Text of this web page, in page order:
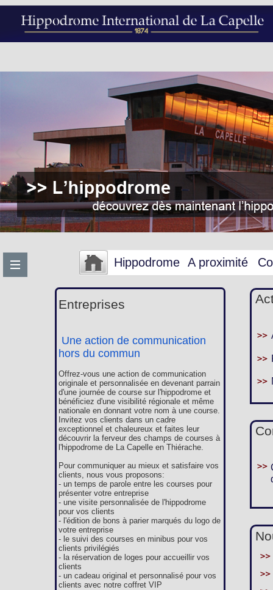
Hippodrome A proximité
Entreprises
Une action de communication
hors du commun
Offrez-vous une action de communication
originale et personnalisée en devenant parrain
d'une journée de course sur l'hippodrome et
bénéficiez d'une visibilité régionale et même
nationale en donnant votre nom à une course.
Invitez vos clients dans un cadre
exceptionnel et chaleureux et faites leur
découvrir la ferveur des champs de courses à
l'hippodrome de La Capelle en Thiérache.
Pour communiquer au mieux et satisfaire vos
clients, nous vous proposons:
- un temps de parole entre les courses pour
présenter votre entreprise
- une visite personnalisée de l'hippodrome
pour vos clients
- l'édition de bons à parier marqués du logo de
votre entreprise
- le suivi des courses en minibus pour vos
clients privilégiés
- la réservation de loges pour accueillir vos
clients
- un cadeau original et personnalisé pour vos
clients avec notre coffret VIP